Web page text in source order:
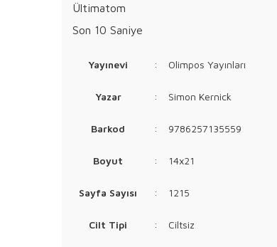
Ültimatom
Son 10 Saniye
Yayınevi : Olimpos Yayınları
Yazar : Simon Kernick
Barkod : 9786257135559
Boyut : 14x21
Sayfa Sayısı : 1215
Cilt Tipi : Ciltsiz